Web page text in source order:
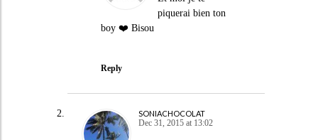
piquerai bien ton
boy ❤️ Bisou
Reply
SONIACHOCOLAT
Dec 31, 2015 at 13:02